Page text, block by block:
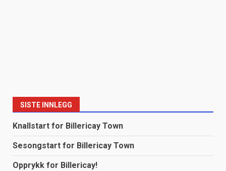
SISTE INNLEGG
Knallstart for Billericay Town
Sesongstart for Billericay Town
Opprykk for Billericay!